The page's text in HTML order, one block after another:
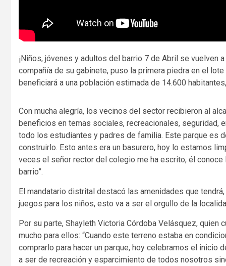
¡Niños, jóvenes y adultos del barrio 7 de Abril se vuelven
compañía de su gabinete, puso la primera piedra en el
beneficiará a una población estimada de 14.600
Con mucha alegría, los vecinos del sector recibieron al
beneficios en temas sociales, recreacionales, seguridad,
todo los estudiantes y padres de familia. Este parque es
construirlo. Esto antes era un basurero, hoy lo estamos
veces el señor rector del colegio me ha escrito, él
barrio”.
El mandatario distrital destacó las amenidades que
juegos para los niños, esto va a ser el orgullo de la
Por su parte, Shayleth Victoria Córdoba Velásquez,
mucho para ellos: “Cuando este terreno estaba en
comprarlo para hacer un parque, hoy celebramos el inicio
a ser de recreación y esparcimiento de todos nosotros